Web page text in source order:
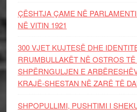
ÇËSHTJA ÇAME NË
NË VITIN 1921
300 VJET KUJTESË DHE
RRUMBULLAKËT NË OSTROS
SHPËRNGULJEN E
KRAJË-SHESTAN NË ZARË TË
SHPOPULLIMI, PUSHTIMI I